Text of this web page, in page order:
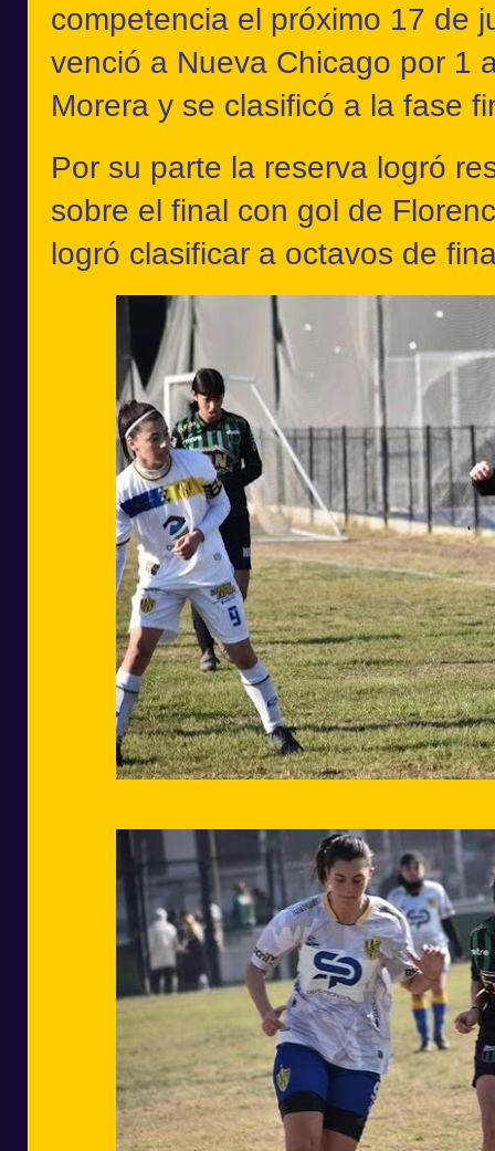
competencia el próximo 17 de
venció a Nueva Chicago por 1
Morera y se clasificó a la fase
Por su parte la reserva logró
sobre el final con gol de
logró clasificar a octavos de